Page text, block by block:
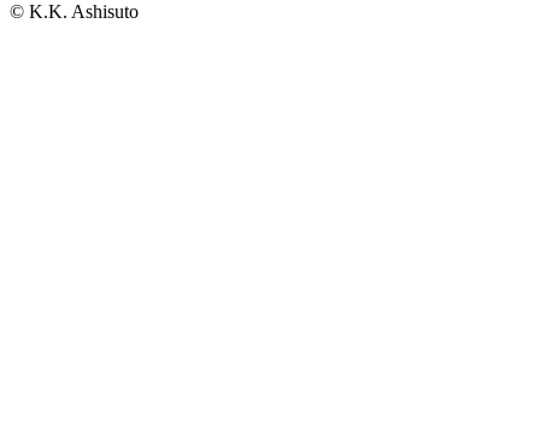
© K.K. Ashisuto